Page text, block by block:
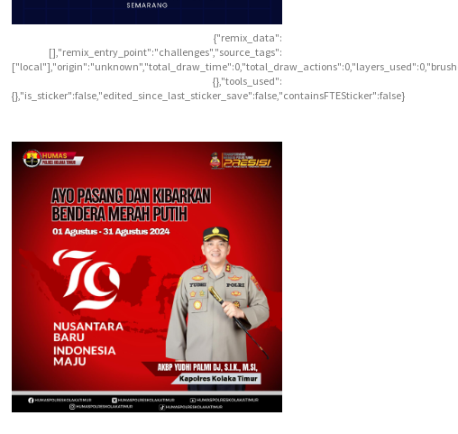
{"remix_data":
[],"remix_entry_point":"challenges","source_tags":
{},"tools_used":
{},"is_sticker":false,"edited_since_last_sticker_save":false,"containsFTESticker":false}